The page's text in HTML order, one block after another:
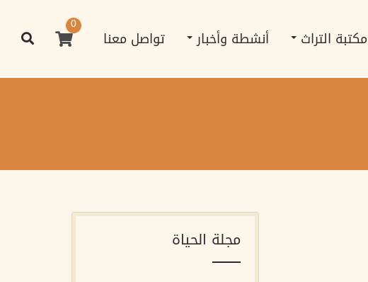
مكتبة التراث أنشطة وأخبار تواصل معنا
0
مجلة الحياة